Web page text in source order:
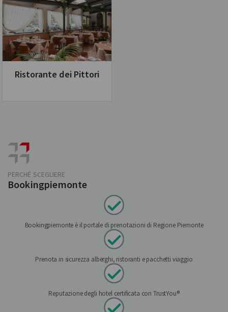
Ristorante dei Pittori
PERCHÉ SCEGLIERE
Bookingpiemonte
Bookingpiemonte è il portale di prenotazioni di Regione Piemonte
Prenota in sicurezza alberghi, ristoranti e pacchetti viaggio
Reputazione degli hotel certificata con TrustYou®